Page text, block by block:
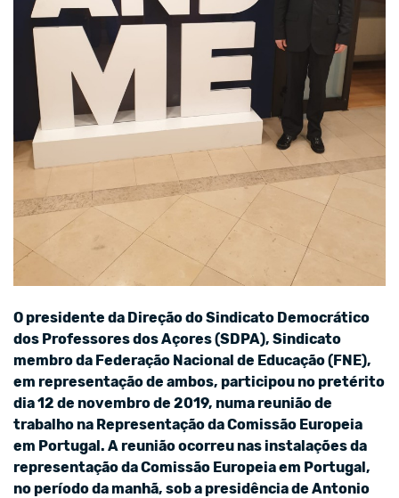
O presidente da Direção do Sindicato Democrático
dos Professores dos Açores (SDPA), Sindicato
membro da Federação Nacional de Educação (FNE),
em representação de ambos, participou no pretérito
dia 12 de novembro de 2019, numa reunião de
trabalho na Representação da Comissão Europeia
em Portugal. A reunião ocorreu nas instalações da
representação da Comissão Europeia em Portugal,
no período da manhã, sob a presidência de Antonio